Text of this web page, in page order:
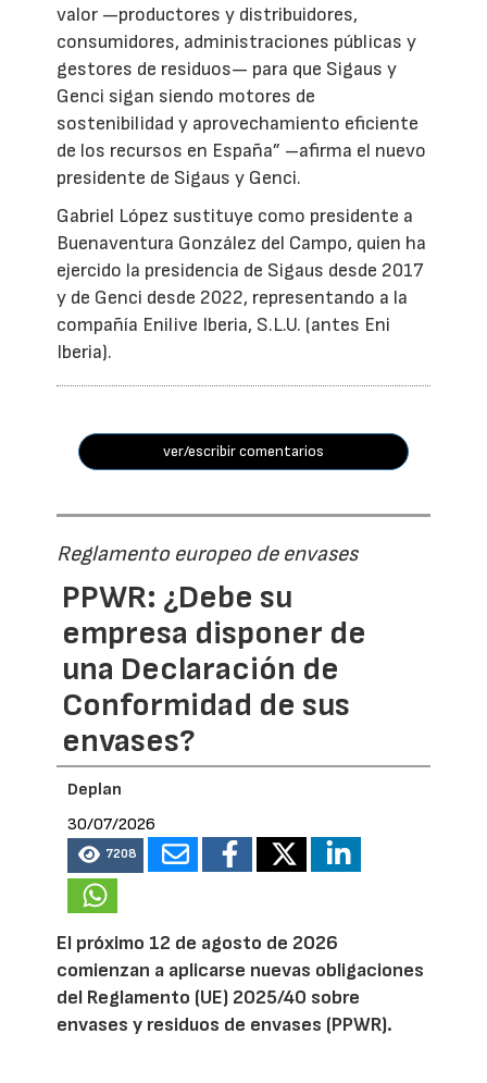
valor —productores y distribuidores,
consumidores, administraciones públicas y
gestores de residuos— para que Sigaus y
Genci sigan siendo motores de
sostenibilidad y aprovechamiento eficiente
de los recursos en España” –afirma el nuevo
presidente de Sigaus y Genci.
Gabriel López sustituye como presidente a
Buenaventura González del Campo, quien ha
ejercido la presidencia de Sigaus desde 2017
y de Genci desde 2022, representando a la
compañía Enilive Iberia, S.L.U. (antes Eni
Iberia).
ver/escribir comentarios
Reglamento europeo de envases
PPWR: ¿Debe su
empresa disponer de
una Declaración de
Conformidad de sus
envases?
Deplan
30/07/2026
7208
El próximo 12 de agosto de 2026
comienzan a aplicarse nuevas obligaciones
del Reglamento (UE) 2025/40 sobre
envases y residuos de envases (PPWR).